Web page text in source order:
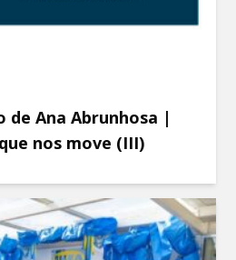
Ana Abrunhosa |
nos move (III)